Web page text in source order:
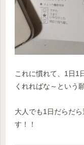
これに慣れて、1日1
くれればな～という
大人でも1日だらだ
す！！